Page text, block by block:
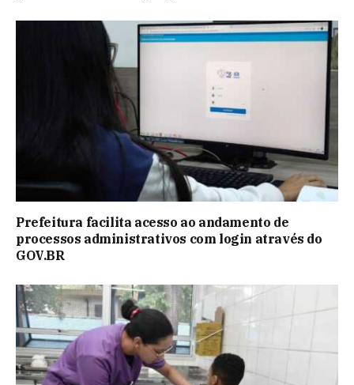
Prefeitura facilita acesso ao andamento de
processos administrativos com login através do
GOV.BR